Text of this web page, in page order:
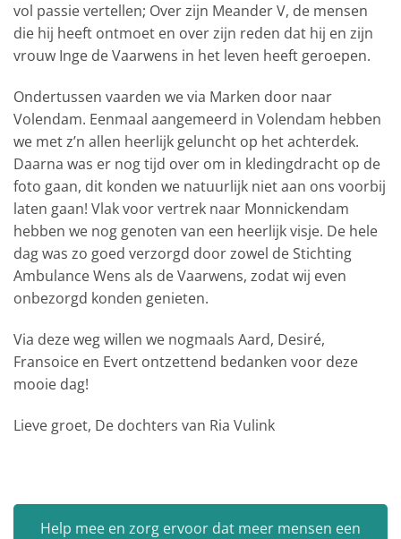
vol passie vertellen; Over zijn Meander V, de mensen
die hij heeft ontmoet en over zijn reden dat hij en zijn
vrouw Inge de Vaarwens in het leven heeft geroepen.
Ondertussen vaarden we via Marken door naar
Volendam. Eenmaal aangemeerd in Volendam hebben
we met z’n allen heerlijk geluncht op het achterdek.
Daarna was er nog tijd over om in kledingdracht op de
foto gaan, dit konden we natuurlijk niet aan ons voorbij
laten gaan! Vlak voor vertrek naar Monnickendam
hebben we nog genoten van een heerlijk visje. De hele
dag was zo goed verzorgd door zowel de Stichting
Ambulance Wens als de Vaarwens, zodat wij even
onbezorgd konden genieten.
Via deze weg willen we nogmaals Aard, Desiré,
Fransoice en Evert ontzettend bedanken voor deze
mooie dag!
Lieve groet, De dochters van Ria Vulink
Help mee en zorg ervoor dat meer mensen een